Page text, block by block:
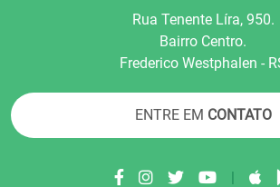
Rua Tenente Líra, 950.
Bairro Centro.
Frederico Westphalen -
ENTRE EM CONTATO
|